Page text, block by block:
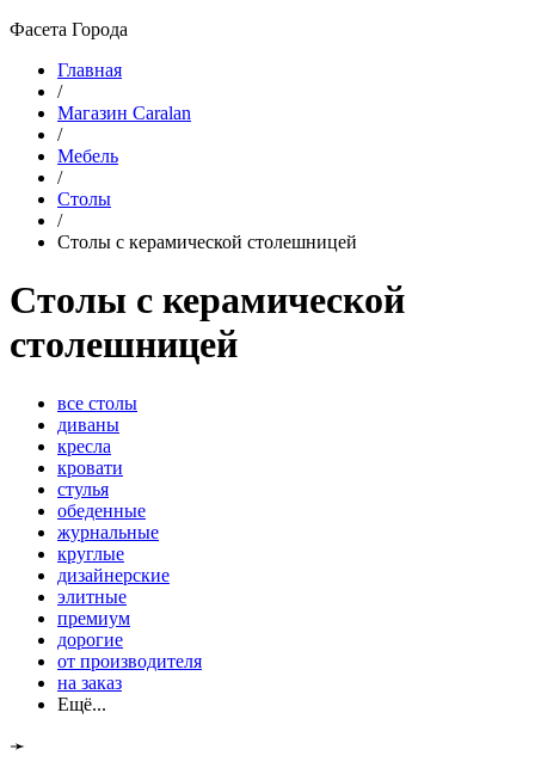
Фасета Города
Главная
/
Магазин Caralan
/
Мебель
/
Столы
/
Столы с керамической столешницей
Столы с керамической
столешницей
все столы
диваны
кресла
кровати
стулья
обеденные
журнальные
круглые
дизайнерские
элитные
премиум
дорогие
от производителя
на заказ
Ещё...
➛